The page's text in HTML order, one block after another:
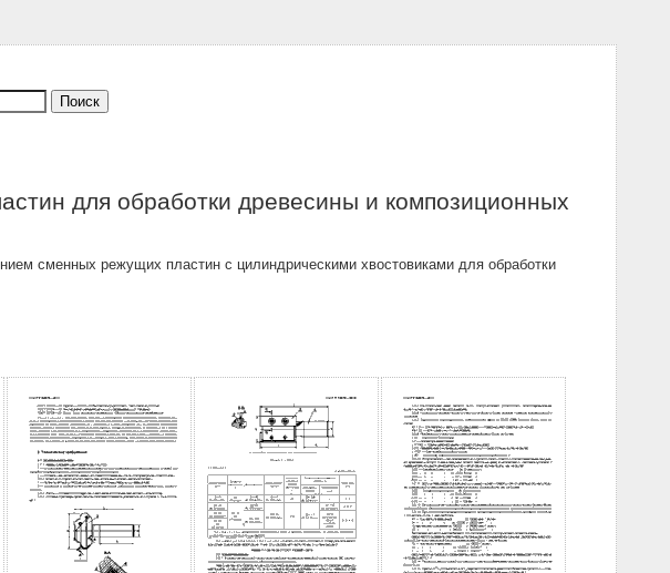
для обработки древесины и композиционных
сменных режущих пластин с цилиндрическими хвостовиками для обработки